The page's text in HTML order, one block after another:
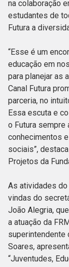
na colaboração
estudantes de
Futura a
“Esse é um
educação em
para planejar as
Canal Futura
parceria, no
Essa escuta e
o Futura sempre
conhecimentos
sociais”,
Projetos da
As atividades do
vindas do
João Alegria,
a atuação da
superintendente
Soares,
“Juventudes,